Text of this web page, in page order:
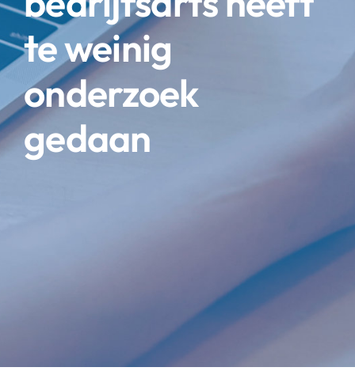
te weinig
onderzoek
gedaan